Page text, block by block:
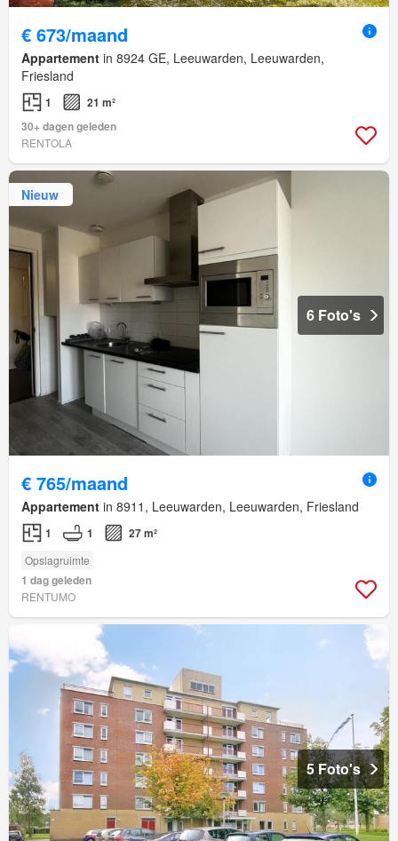
€ 673/maand
Appartement in 8924 GE, Leeuwarden, Leeuwarden,
Friesland
1
21 m²
30+ dagen geleden
RENTOLA
Nieuw
6 Foto's
€ 765/maand
Appartement in 8911, Leeuwarden, Leeuwarden, Friesland
1 1 27 m²
Opslagruimte
1 dag geleden
RENTUMO
5 Foto's